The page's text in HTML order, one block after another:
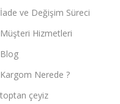
İade ve Değişim Süreci
Müşteri Hizmetleri
Blog
Kargom Nerede ?
toptan çeyiz